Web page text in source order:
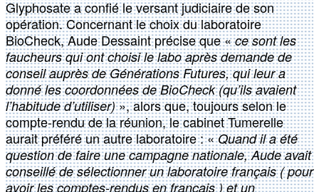
Glyphosate a confié le versant judiciaire de son
opération. Concernant le choix du laboratoire
BioCheck, Aude Dessaint précise que «ce sont les
faucheurs qui ont choisi le labo après demande de
conseil auprès de Générations Futures, qui leur a
donné les coordonnées de BioCheck (qu’ils avaient
l’habitude d’utiliser)», alors que, toujours selon le
compte-rendu de la réunion, le cabinet Tumerelle
aurait préféré un autre laboratoire : «Quand il a été
question de faire une campagne nationale, Aude avait
conseillé de sélectionner un laboratoire français ( pour
avoir les comptes-rendus en français ) et un